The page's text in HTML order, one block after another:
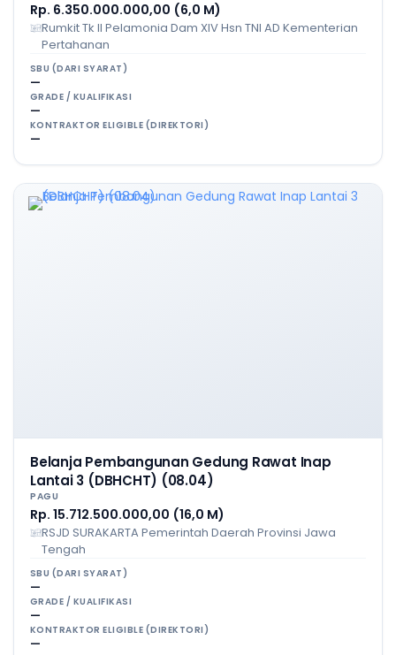
Rp. 6.350.000.000,00 (6,0 M)
Rumkit Tk II Pelamonia Dam XIV Hsn TNI AD Kementerian
Pertahanan
SBU (DARI SYARAT)
—
GRADE / KUALIFIKASI
—
KONTRAKTOR ELIGIBLE (DIREKTORI)
—
Belanja Pembangunan Gedung Rawat Inap
Lantai 3 (DBHCHT) (08.04)
PAGU
Rp. 15.712.500.000,00 (16,0 M)
RSJD SURAKARTA Pemerintah Daerah Provinsi Jawa
Tengah
SBU (DARI SYARAT)
—
GRADE / KUALIFIKASI
—
KONTRAKTOR ELIGIBLE (DIREKTORI)
—